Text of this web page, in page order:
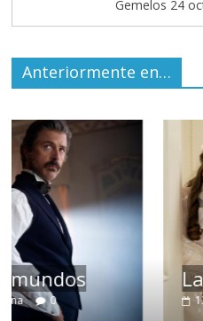
Gemelos 24
Anteriormente en…
Las series-
13 marzo, 2026 Julio